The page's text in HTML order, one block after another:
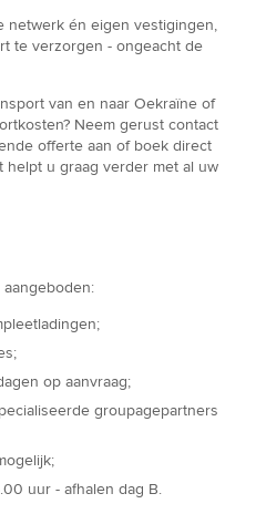
netwerk én eigen vestigingen,
te verzorgen - ongeacht de
van en naar Oekraïne of
Neem gerust contact
offerte aan of boek direct
helpt u graag verder met al uw
op aanvraag;
groupagepartners
uur - afhalen dag B.